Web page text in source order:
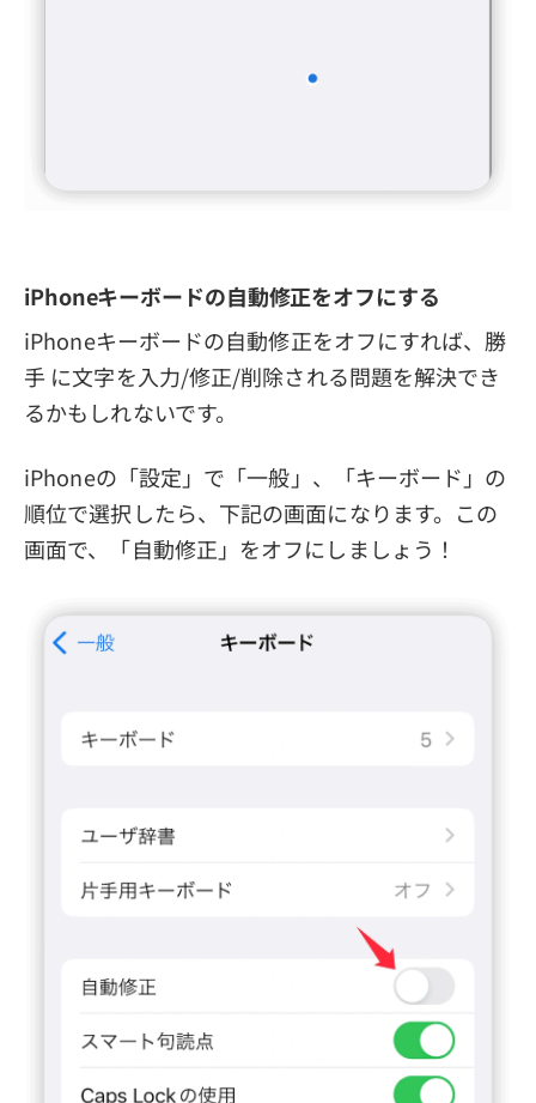
iPhoneキーボードの自動修正をオフにする
iPhoneキーボードの自動修正をオフにすれば、勝
手 に文字を入力/修正/削除される問題を解決でき
るかもしれないです。
iPhoneの「設定」で「一般」、「キーボード」の
順位で選択したら、下記の画面になります。この
画面で、「自動修正」をオフにしましょう！